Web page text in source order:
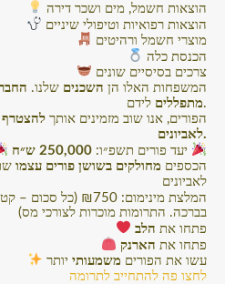
הוצאות חשמל, מים ושכר דירה
הוצאות רפואיות וטיפולי שיניים
מוצרי חשמל ורהיטים
הכנסת כלה
צרכים בסיסיים שונים
המשפחות האלו הן השכנים שלנו.
מתפלליםלידם.
הפורים, אנו שוב מזמינים אותך להצטרף
לאביונים.
יעד פורים תשפ״ו:
הכספים מחולקים בשושן פורים עצמו
לאביונים
בברכה. התרומות מוכרות לצורכי מס)
פתחו את הלב
פתחו את הארנק
עשו את הפורים משמעותי יותר
לחצו פה להתחייב לתרומה